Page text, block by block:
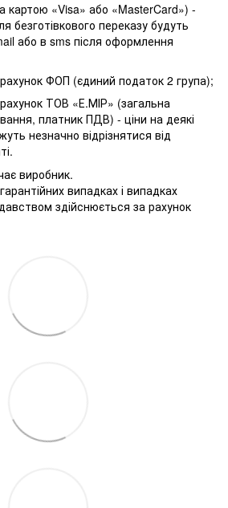
картою «Visa» або «MasterCard») -
безготівкового переказу будуть
або в sms після оформлення
ФОП (єдиний податок 2 група);
ТОВ «Е.МІР» (загальна
платник ПДВ) - ціни на деякі
незначно відрізнятися від
виробник.
випадках і випадках
здійснюється за рахунок